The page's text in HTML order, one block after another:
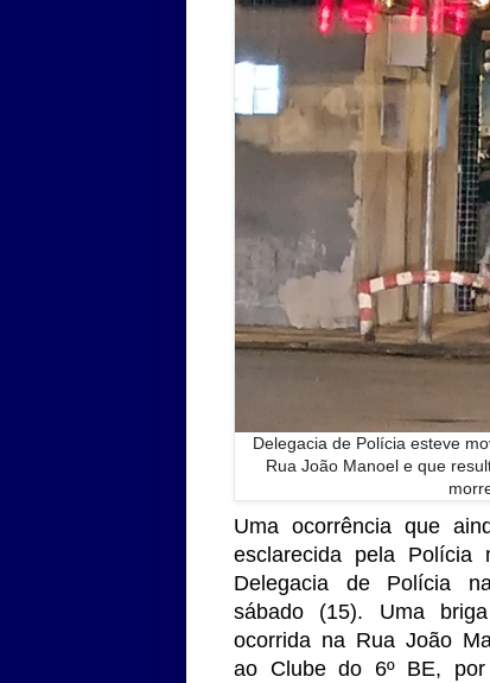
Delegacia de Polícia esteve
Rua João Manoel e que
Uma ocorrência que
esclarecida pela Polícia
Delegacia de Polícia
sábado (15). Uma briga
ocorrida na Rua João
ao Clube do 6º BE,